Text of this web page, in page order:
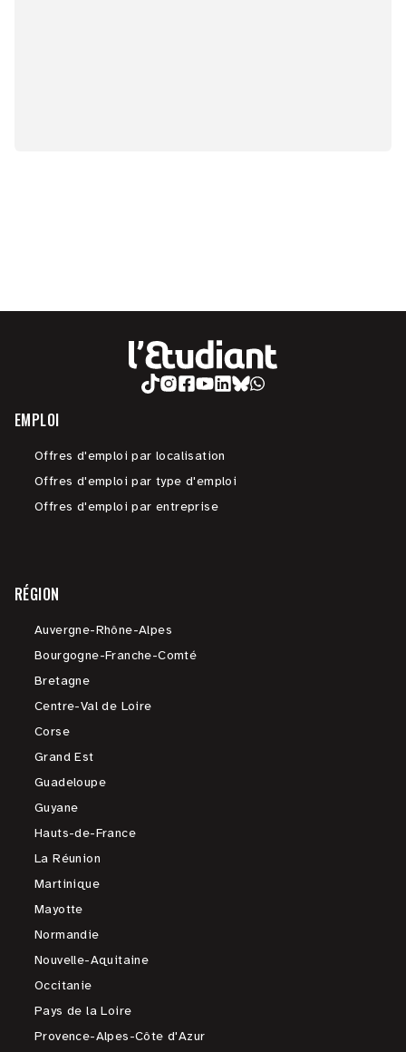
EMPLOI
Offres d'emploi par localisation
Offres d'emploi par type d'emploi
Offres d'emploi par entreprise
RÉGION
Auvergne-Rhône-Alpes
Bourgogne-Franche-Comté
Bretagne
Centre-Val de Loire
Corse
Grand Est
Guadeloupe
Guyane
Hauts-de-France
La Réunion
Martinique
Mayotte
Normandie
Nouvelle-Aquitaine
Occitanie
Pays de la Loire
Provence-Alpes-Côte d'Azur